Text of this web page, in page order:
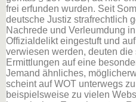
frei erfunden wurden. Seit
deutsche Justiz strafrechtlich
Nachrede und Verleumdung
Offizialdelikt eingestuft und
verwiesen werden, deuten
Ermittlungen auf eine
Jemand ähnliches,
scheint auf WOT unterwegs
beispielsweise zu vielen